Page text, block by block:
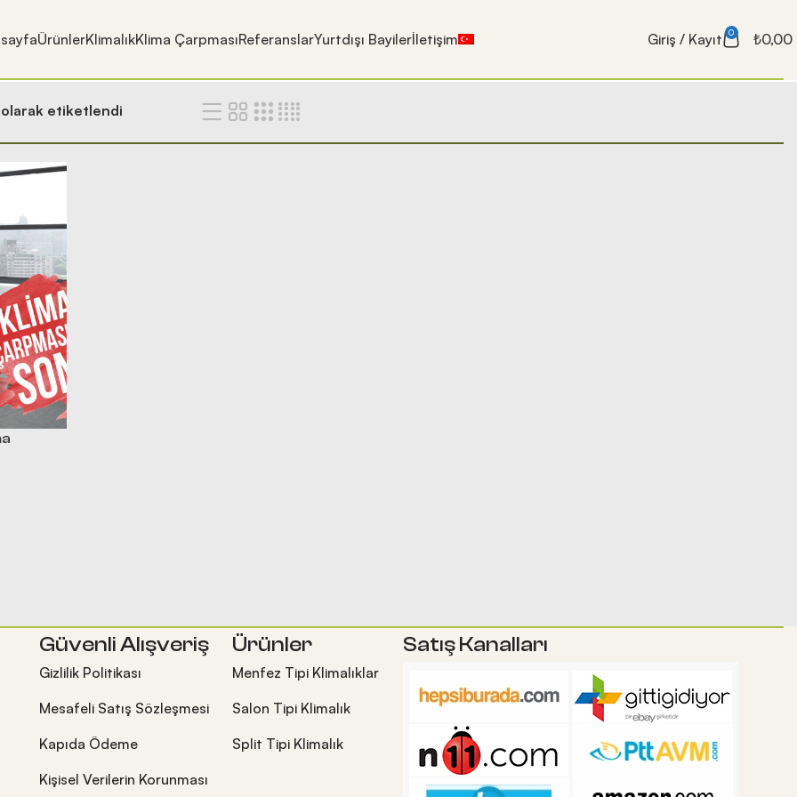
ÜrünlerKlimalıkKlima ÇarpmasıReferanslarYurtdışı Bayilerİletişim Giriş / Kayıt 0 ₺0,00
olarak etiketlendi
Güvenli Alışveriş
Gizlilik Politikası
Mesafeli Satış Sözleşmesi
Kapıda Ödeme
Kişisel Verilerin Korunması
Ürünler
Menfez Tipi Klimalıklar
Salon Tipi Klimalık
Split Tipi Klimalık
Satış Kanalları